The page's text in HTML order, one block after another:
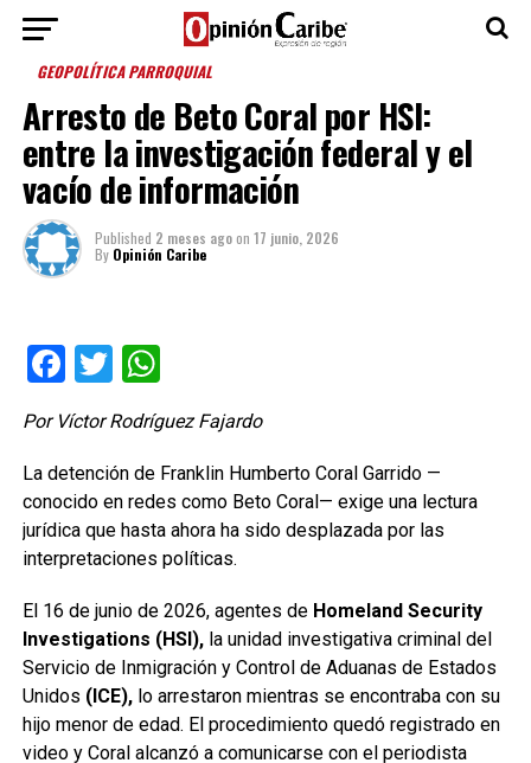
GEOPOLÍTICA PARROQUIAL
Arresto de Beto Coral por HSI:
entre la investigación federal y el
vacío de información
Published 2 meses agoon 17 junio, 2026
By Opinión Caribe
Facebook
TwitterWhatsApp
Por Víctor Rodríguez Fajardo
La detención de Franklin Humberto Coral Garrido —
conocido en redes como Beto Coral— exige una lectura
jurídica que hasta ahora ha sido desplazada por las
interpretaciones políticas.
El 16 de junio de 2026, agentes deHomeland Security
Investigations (HSI),la unidad investigativa criminal del
Servicio de Inmigración y Control de Aduanas de Estados
Unidos (ICE),lo arrestaron mientras se encontraba con su
hijo menor de edad. El procedimiento quedó registrado en
video y Coral alcanzó a comunicarse con el periodista